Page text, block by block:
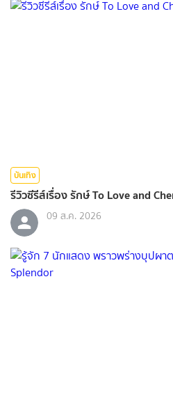
บันเทิง
รีวิวซีรีส์เรื่อง รักษ์ To Love and
09 ส.ค. 2026